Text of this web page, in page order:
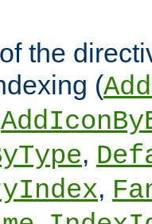
the
(
,
,